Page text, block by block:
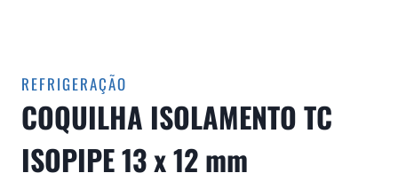
REFRIGERAÇÃO
COQUILHA ISOLAMENTO TC
ISOPIPE 13 x 12 mm